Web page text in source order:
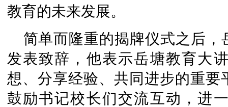
教育的未来发展。
简单而隆重的揭牌仪式之后
发表致辞，他表示岳塘教育大
想、分享经验、共同进步的重
鼓励书记校长们交流互动，进